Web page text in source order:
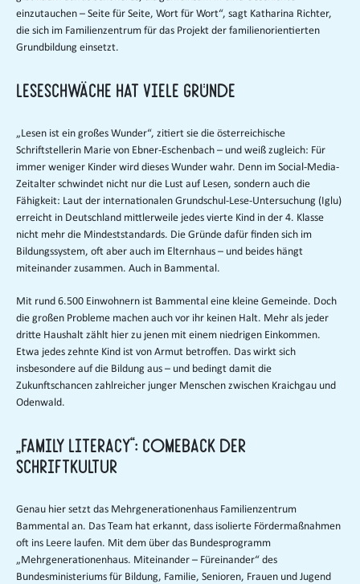
einzutauchen – Seite für Seite, Wort für Wort“, sagt Katharina Richter,
die sich im Familienzentrum für das Projekt der familienorientierten
Grundbildung einsetzt.
Leseschwäche hat viele Gründe
„Lesen ist ein großes Wunder“, zitiert sie die österreichische
Schriftstellerin Marie von Ebner-Eschenbach – und weiß zugleich: Für
immer weniger Kinder wird dieses Wunder wahr. Denn im Social-Media-
Zeitalter schwindet nicht nur die Lust auf Lesen, sondern auch die
Fähigkeit: Laut der internationalen Grundschul-Lese-Untersuchung (Iglu)
erreicht in Deutschland mittlerweile jedes vierte Kind in der 4. Klasse
nicht mehr die Mindeststandards. Die Gründe dafür finden sich im
Bildungssystem, oft aber auch im Elternhaus – und beides hängt
miteinander zusammen. Auch in Bammental.
Mit rund 6.500 Einwohnern ist Bammental eine kleine Gemeinde. Doch
die großen Probleme machen auch vor ihr keinen Halt. Mehr als jeder
dritte Haushalt zählt hier zu jenen mit einem niedrigen Einkommen.
Etwa jedes zehnte Kind ist von Armut betroffen. Das wirkt sich
insbesondere auf die Bildung aus – und bedingt damit die
Zukunftschancen zahlreicher junger Menschen zwischen Kraichgau und
Odenwald.
„Family Literacy“: Comeback der
Schriftkultur
Genau hier setzt das Mehrgenerationenhaus Familienzentrum
Bammental an. Das Team hat erkannt, dass isolierte Fördermaßnahmen
oft ins Leere laufen. Mit dem über das Bundesprogramm
„Mehrgenerationenhaus. Miteinander – Füreinander“ des
Bundesministeriums für Bildung, Familie, Senioren, Frauen und Jugend